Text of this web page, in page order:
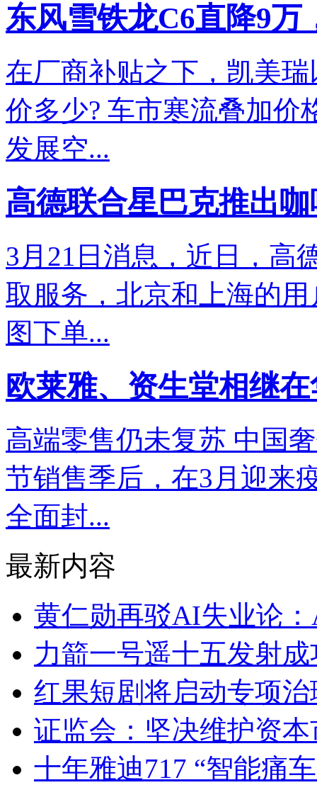
东风雪铁龙C6直降9
在厂商补贴之下，凯美
价多少? 车市寒流叠加价
发展空...
高德联合星巴克推出
3月21日消息，近日，高
取服务，北京和上海的
图下单...
欧莱雅、资生堂相继
高端零售仍未复苏 中国
节销售季后，在3月迎来
全面封...
最新内容
黄仁勋再驳AI失业论
力箭一号遥十五发射
红果短剧将启动专项
证监会：坚决维护资
十年雅迪717 “智能痛